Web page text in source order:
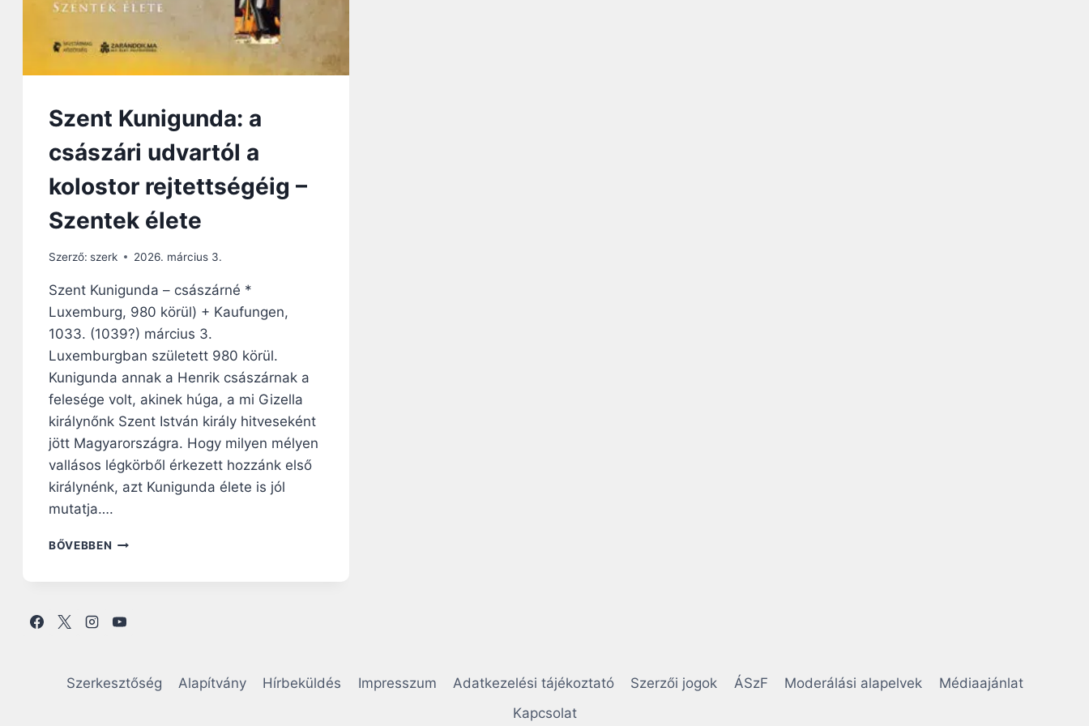
Szent Kunigunda: a
császári udvartól a
kolostor rejtettségéig –
Szentek élete
Szerző: szerk 2026. március 3.
Szent Kunigunda – császárné *
Luxemburg, 980 körül) + Kaufungen,
1033. (1039?) március 3.
Luxemburgban született 980 körül.
Kunigunda annak a Henrik császárnak a
felesége volt, akinek húga, a mi Gizella
királynőnk Szent István király hitveseként
jött Magyarországra. Hogy milyen mélyen
vallásos légkörből érkezett hozzánk első
királynénk, azt Kunigunda élete is jól
mutatja….
BŐVEBBEN
K
I
Szerkesztőség Alapítvány Hírbeküldés Impresszum Adatkezelési tájékoztató Szerzői jogok ÁSzF Moderálási alapelvek
Médiaajánlat
Kapcsolat